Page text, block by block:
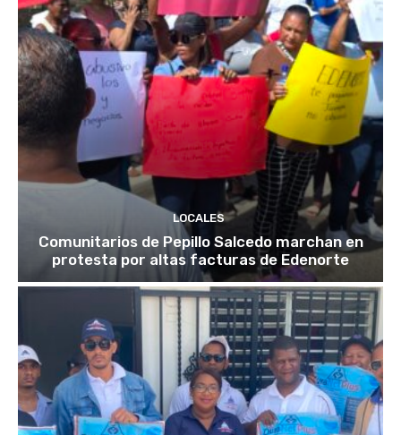
LOCALES
Comunitarios de Pepillo Salcedo marchan en
protesta por altas facturas de Edenorte